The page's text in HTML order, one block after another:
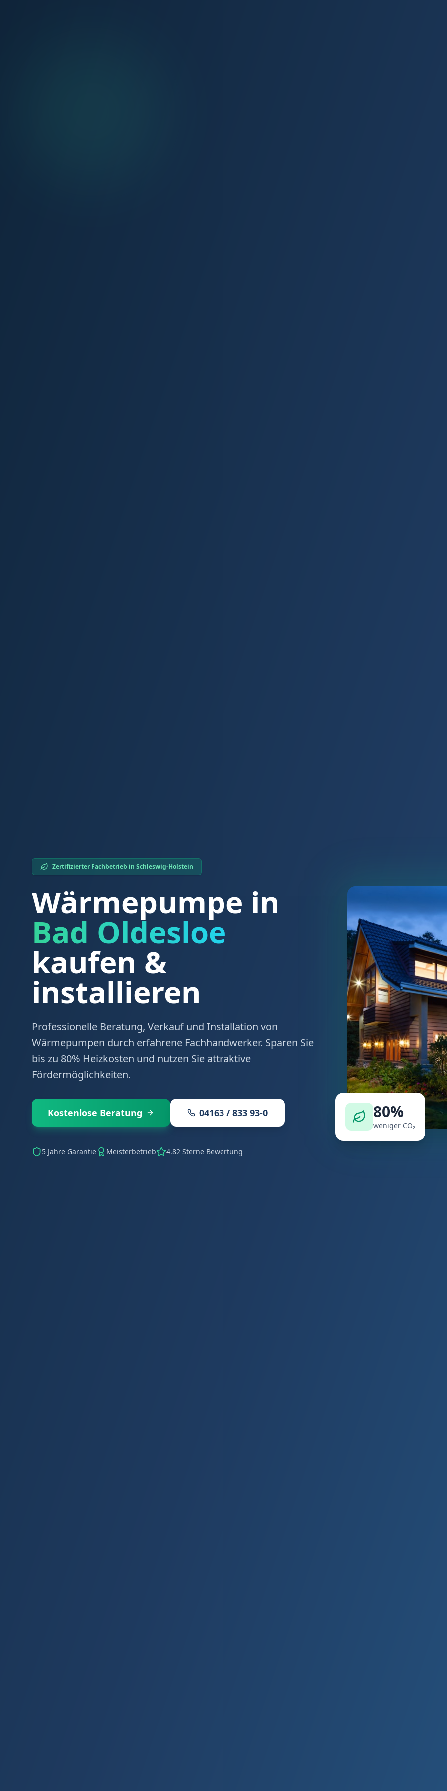
Zertifizierter Fachbetrieb in Schleswig-Holstein
Wärmepumpe in
Bad Oldesloe
kaufen &
installieren
Professionelle Beratung, Verkauf und Installation von
Wärmepumpen durch erfahrene Fachhandwerker. Sparen Sie
bis zu 80% Heizkosten und nutzen Sie attraktive
Fördermöglichkeiten.
Kostenlose Beratung 04163 / 833 93-0
5 Jahre Garantie Meisterbetrieb 4.82 Sterne Bewertung
80%
weniger CO₂